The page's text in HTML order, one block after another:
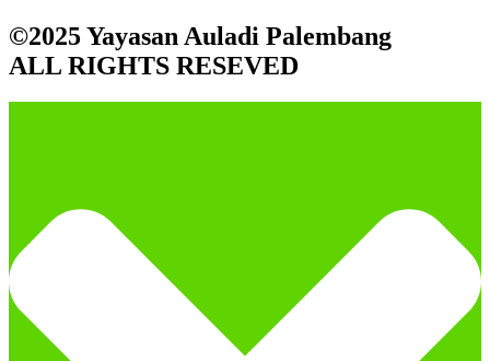
©2025 Yayasan Auladi Palembang
ALL RIGHTS RESEVED